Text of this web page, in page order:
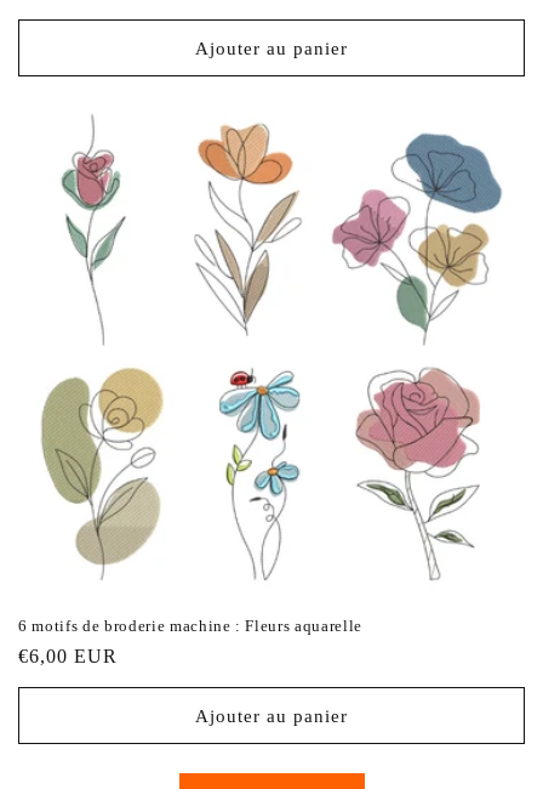
habituel
Ajouter au panier
6 motifs de broderie machine : Fleurs aquarelle
Prix
habituel
€6,00 EUR
Ajouter au panier